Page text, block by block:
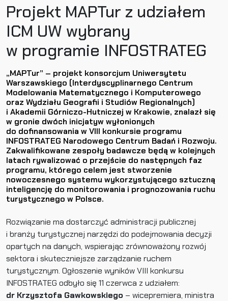
Projekt MAPTur z udziałem
ICM UW wybrany
w programie INFOSTRATEG
„MAPTur” – projekt konsorcjum Uniwersytetu
Warszawskiego (Interdyscyplinarnego Centrum
Modelowania Matematycznego i Komputerowego
oraz Wydziału Geografii i Studiów Regionalnych)
i Akademii Górniczo-Hutniczej w Krakowie, znalazł się
w gronie dwóch inicjatyw wyłonionych
do dofinansowania w VIII konkursie programu
INFOSTRATEG Narodowego Centrum Badań i Rozwoju.
Zakwalifikowane zespoły badawcze będą w kolejnych
latach rywalizować o przejście do następnych faz
programu, którego celem jest stworzenie
nowoczesnego systemu wykorzystującego sztuczną
inteligencję do monitorowania i prognozowania ruchu
turystycznego w Polsce.
Rozwiązanie ma dostarczyć administracji publicznej
i branży turystycznej narzędzi do podejmowania decyzji
opartych na danych, wspierając zrównoważony rozwój
sektora i skuteczniejsze zarządzanie ruchem
turystycznym. Ogłoszenie wyników VIII konkursu
INFOSTRATEG odbyło się 11 czerwca z udziałem:
dr Krzysztofa Gawkowskiego – wicepremiera, ministra